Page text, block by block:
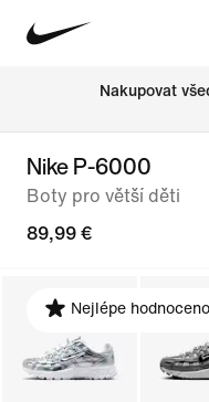
Nakupovat
Nike P-6000
Boty pro větší děti
89,99 €
Nejlépe hodnoceno